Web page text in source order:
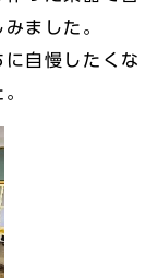
ました。
自慢したくな